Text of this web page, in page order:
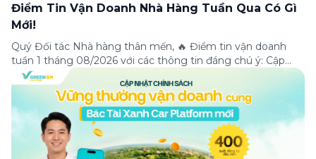
Điểm Tin Vận Doanh Nhà Hàng Tuần Qua Có Gì
Mới!
Quý Đối tác Nhà hàng thân mến, 🔥 Điểm tin vận doanh
tuần 1 tháng 08/2026 với các thông tin đáng chú ý: Cập
nhật các tính năng mới trên ứng dụng Green SM
Merchant, lưu ý khi vận doanh mùa mưa, tổng hợp các
thông tin khuyến mại hấp dẫn đang diễn ra. Hãy […]